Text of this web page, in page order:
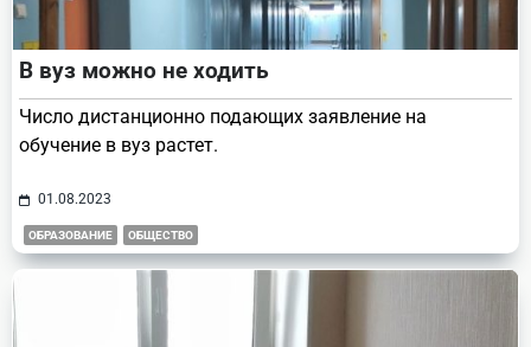
В вуз можно не ходить
Число дистанционно подающих заявление на
обучение в вуз растет.
01.08.2023
ОБРАЗОВАНИЕ ОБЩЕСТВО